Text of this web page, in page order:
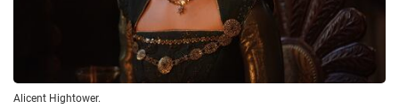
Alicent Hightower.